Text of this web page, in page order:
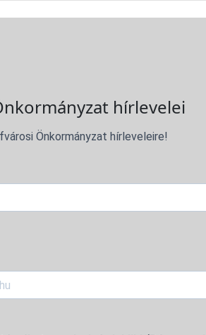
hírlevelei
Önkormányzat hírleveleire!